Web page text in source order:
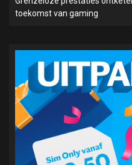
toekomst van gaming